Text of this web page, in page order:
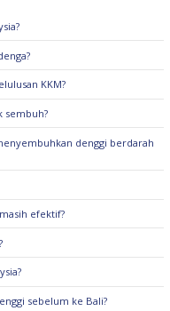
KKM?
sembuh?
denggi berdarah
efektif?
sebelum ke Bali?